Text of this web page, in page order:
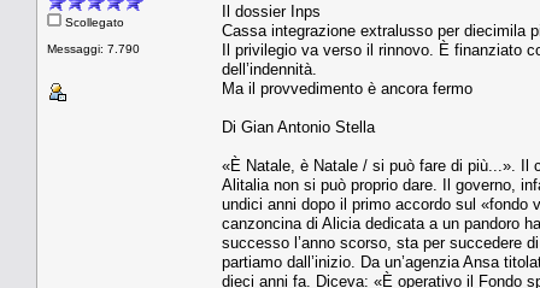
Scollegato
Messaggi: 7.790
Il dossier Inps
Cassa integrazione extralusso per diecimila
Il privilegio va verso il rinnovo. È finanziato
dell’indennità.
Ma il provvedimento è ancora fermo
Di Gian Antonio Stella
«È Natale, è Natale / si può fare di più...». Il
Alitalia non si può proprio dare. Il governo,
undici anni dopo il primo accordo sul «fondo
canzoncina di Alicia dedicata a un pandoro
successo l’anno scorso, sta per succedere
partiamo dall’inizio. Da un’agenzia Ansa
dieci anni fa. Diceva: «È operativo il Fondo